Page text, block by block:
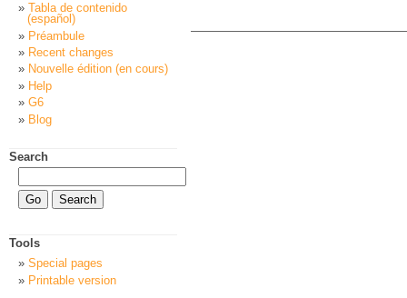
Tabla de contenido
(español)
Préambule
Recent changes
Nouvelle édition (en cours)
Help
G6
Blog
Search
Tools
Special pages
Printable version